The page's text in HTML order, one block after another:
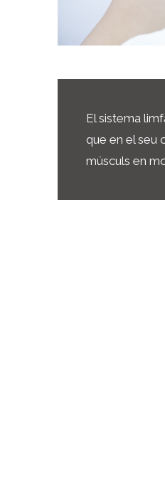
El sistema
que en el seu
músculs en